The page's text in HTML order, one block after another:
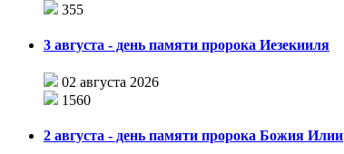
355
3 августа - день памяти пророка Иезекииля
02 августа 2026
1560
2 августа - день памяти пророка Божия Илии